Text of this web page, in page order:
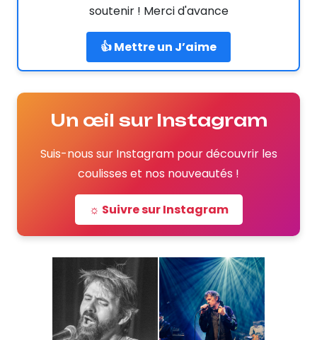
soutenir ! Merci d'avance
👍 Mettre un J’aime
Un œil sur Instagram
Suis-nous sur Instagram pour découvrir les
coulisses et nos nouveautés !
☼ Suivre sur Instagram